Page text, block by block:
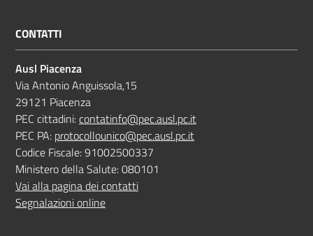
CONTATTI
Ausl Piacenza
Via Antonio Anguissola,15
29121 Piacenza
PEC cittadini:contatinfo@pec.ausl.pc.it
PEC PA: protocollounico@pec.ausl.pc.it
Codice Fiscale: 91002500337
Ministero della Salute: 080101
Vai alla pagina dei contatti
Segnalazioni online